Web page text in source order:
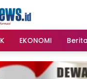
EKONOMI